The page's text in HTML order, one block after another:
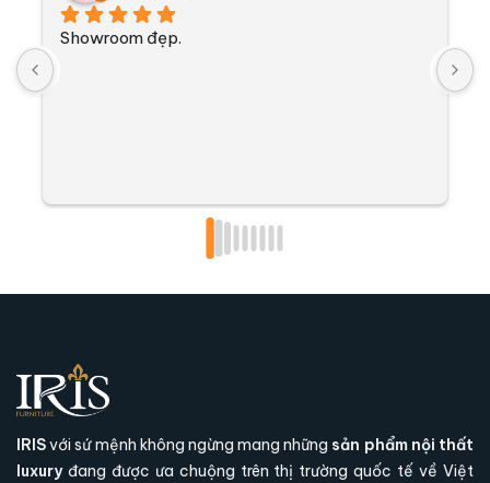
Showroom đẹp.
IRISvới sứ mệnh không ngừng mang những sản phẩm nội thất
luxuryđang được ưa chuộng trên thị trường quốc tế về Việt